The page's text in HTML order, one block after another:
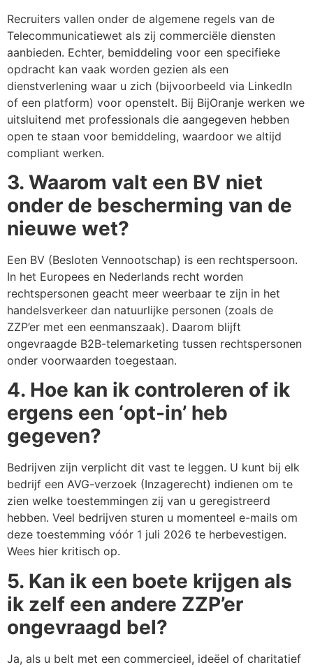
Recruiters vallen onder de algemene regels van de
Telecommunicatiewet als zij commerciële diensten
aanbieden. Echter, bemiddeling voor een specifieke
opdracht kan vaak worden gezien als een
dienstverlening waar u zich (bijvoorbeeld via LinkedIn
of een platform) voor openstelt. Bij BijOranje werken we
uitsluitend met professionals die aangegeven hebben
open te staan voor bemiddeling, waardoor we altijd
compliant werken.
3. Waarom valt een BV niet
onder de bescherming van de
nieuwe wet?
Een BV (Besloten Vennootschap) is een rechtspersoon.
In het Europees en Nederlands recht worden
rechtspersonen geacht meer weerbaar te zijn in het
handelsverkeer dan natuurlijke personen (zoals de
ZZP’er met een eenmanszaak). Daarom blijft
ongevraagde B2B-telemarketing tussen rechtspersonen
onder voorwaarden toegestaan.
4. Hoe kan ik controleren of ik
ergens een ‘opt-in’ heb
gegeven?
Bedrijven zijn verplicht dit vast te leggen. U kunt bij elk
bedrijf een AVG-verzoek (Inzagerecht) indienen om te
zien welke toestemmingen zij van u geregistreerd
hebben. Veel bedrijven sturen u momenteel e-mails om
deze toestemming vóór 1 juli 2026 te herbevestigen.
Wees hier kritisch op.
5. Kan ik een boete krijgen als
ik zelf een andere ZZP’er
ongevraagd bel?
Ja, als u belt met een commercieel, ideëel of charitatief